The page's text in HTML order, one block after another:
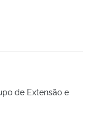
de Extensão e